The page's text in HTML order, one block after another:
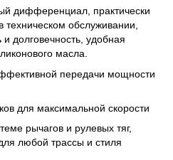
дифференциал, практически
техническом обслуживании,
долговечность, удобная
масла.
передачи мощности
для максимальной скорости
рычагов и рулевых тяг,
любой трассы и стиля